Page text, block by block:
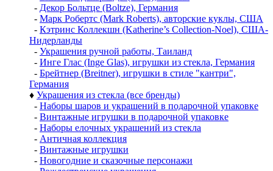
- Декор Больтце (Boltze), Германия
- Марк Робертс (Mark Roberts), авторские куклы, США
- Кэтринс Коллекшн (Katherine’s Collection-Noel), США-
Нидерланды
- Украшения ручной работы, Таиланд
- Инге Глас (Inge Glas), игрушки из стекла, Германия
- Брейтнер (Breitner), игрушки в стиле "кантри",
Германия
♦ Украшения из стекла (все бренды)
- Наборы шаров и украшений в подарочной упаковке
- Винтажные игрушки в подарочной упаковке
- Наборы елочных украшений из стекла
- Античная коллекция
- Винтажные игрушки
- Новогодние и сказочные персонажи